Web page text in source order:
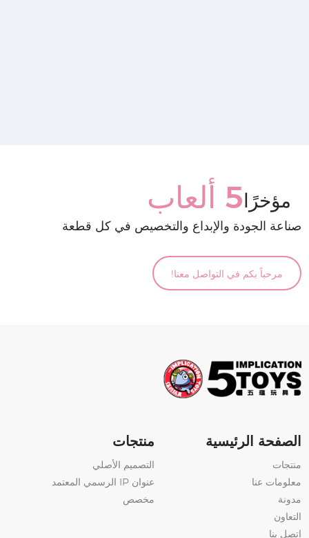
مؤخرًا 5 ألعاب
صناعة الجودة والإبداع والتخصيص في كل قطعة
مرحباً بكم في التواصل معنا!
الصفحة الرئيسية
منتجات
معلومات عنا
مدونة
التعاون
اتصل بنا
منتجات
التصميم الأصلي
عنوان IP الرسمي المعتمد
مخصص